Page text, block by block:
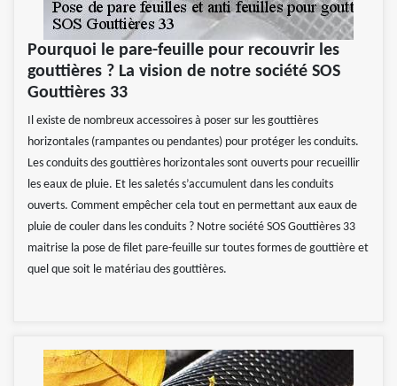
Pourquoi le pare-feuille pour recouvrir les
gouttières ? La vision de notre société SOS
Gouttières 33
Il existe de nombreux accessoires à poser sur les gouttières
horizontales (rampantes ou pendantes) pour protéger les conduits.
Les conduits des gouttières horizontales sont ouverts pour recueillir
les eaux de pluie. Et les saletés s’accumulent dans les conduits
ouverts. Comment empêcher cela tout en permettant aux eaux de
pluie de couler dans les conduits ? Notre société SOS Gouttières 33
maitrise la pose de filet pare-feuille sur toutes formes de gouttière et
quel que soit le matériau des gouttières.